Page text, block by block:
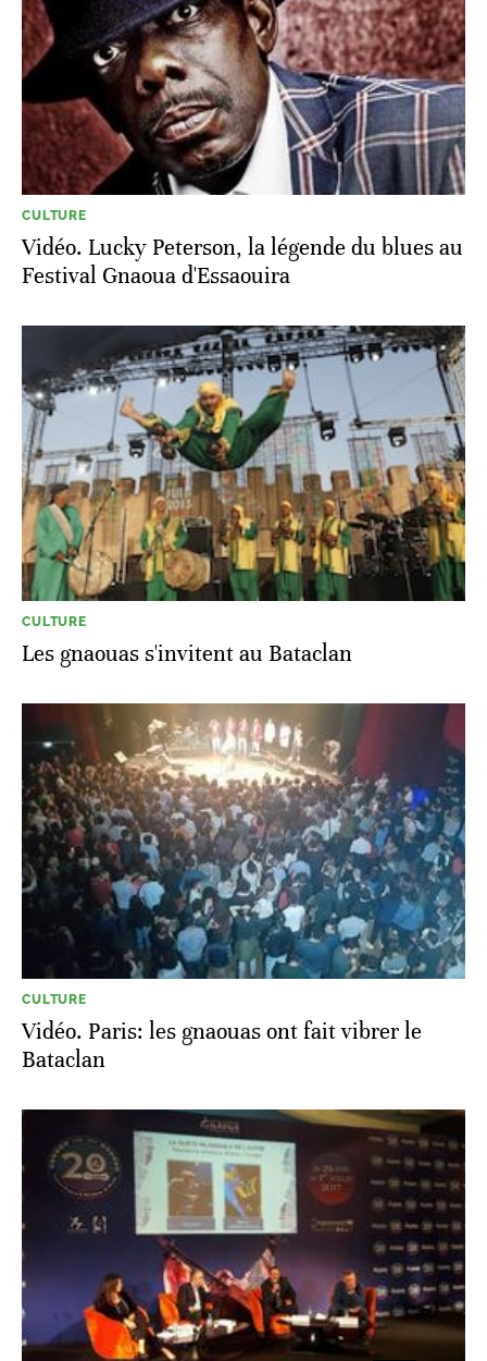
CULTURE
Vidéo. Lucky Peterson, la légende du blues au
Festival Gnaoua d'Essaouira
CULTURE
Les gnaouas s'invitent au Bataclan
CULTURE
Vidéo. Paris: les gnaouas ont fait vibrer le
Bataclan